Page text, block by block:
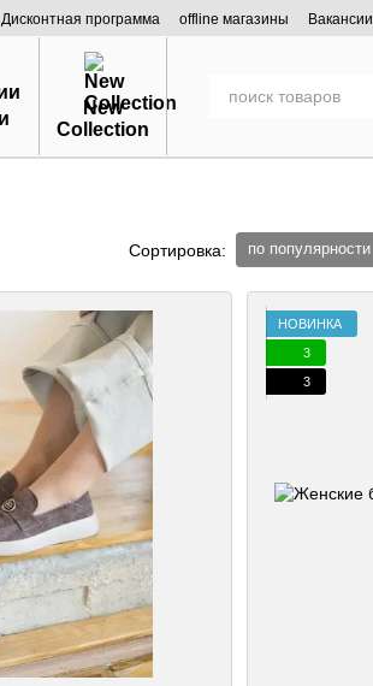
Дисконтная программа offline магазины
Вакансии
New
Collection
Сортировка: по популярности
НОВИНКА
3
3